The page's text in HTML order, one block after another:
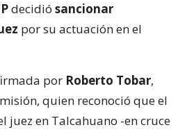
decidió sancionar
por su actuación en el
por Roberto Tobar,
quien reconoció que el
juez en Talcahuano -en cruce